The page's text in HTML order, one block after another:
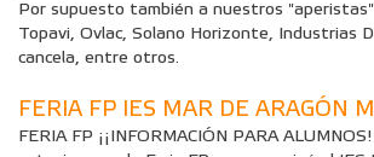
Por supuesto también a nuestros
Topavi, Ovlac, Solano Horizonte, Industrias
cancela, entre otros.
FERIA FP IES MAR DE ARAGÓN
FERIA FP ¡¡INFORMACIÓN PARA